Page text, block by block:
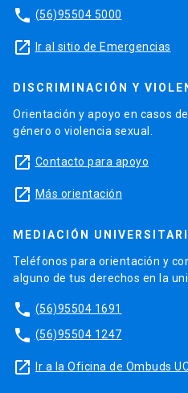
phone (56)95504 5000
launch Ir al sitio de Emergencias
DISCRIMINACIÓN Y
Orientación y apoyo en casos
género o violencia sexual.
launch Contacto para apoyo
launch Más orientación
MEDIACIÓN
Teléfonos para orientación y
alguno de tus derechos en la
phone (56)95504 1691
phone (56)95504 1247
launch Ir a la Oficina de Ombuds